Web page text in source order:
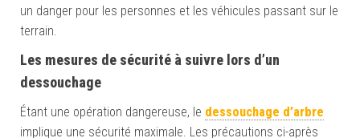
un danger pour les personnes et les véhicules passant sur le
terrain.
Les mesures de sécurité à suivre lors d’un
dessouchage
Étant une opération dangereuse, le dessouchage d’arbre
implique une sécurité maximale. Les précautions ci-après